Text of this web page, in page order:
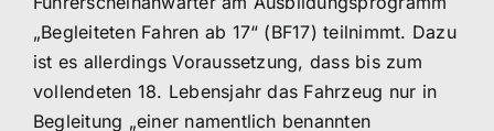
„Begleiteten Fahren ab 17“ (BF17) teilnimmt. Dazu
ist es allerdings Voraussetzung, dass bis zum
vollendeten 18. Lebensjahr das Fahrzeug nur in
Begleitung „einer namentlich benannten